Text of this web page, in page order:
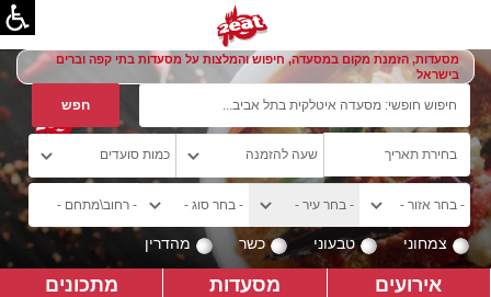
מסעדות, הזמנת מקום במסעדה, חיפוש והמלצות על מסעדות בתי קפה וברים
בישראל
צמחוני טבעוני כשר מהדרין
אירועים מסעדות מתכונים